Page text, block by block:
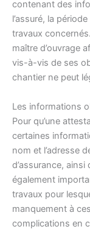
contenant des
l’assuré, la
travaux
maître d’ouvrage
vis-à-vis de ses
chantier ne peut
Les informations
Pour qu’une
certaines
nom et l’adresse
d’assurance,
également
travaux pour
manquement à
complications en